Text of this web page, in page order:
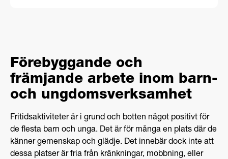
Förebyggande och
främjande arbete inom barn-
och ungdomsverksamhet
Fritidsaktiviteter är i grund och botten något positivt för
de flesta barn och unga. Det är för många en plats där de
känner gemenskap och glädje. Det innebär dock inte att
dessa platser är fria från kränkningar, mobbning, eller